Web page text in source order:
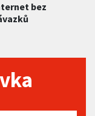
bez